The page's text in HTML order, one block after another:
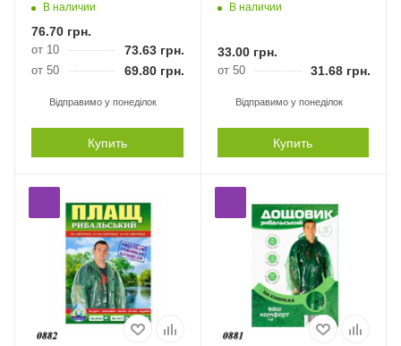
В наличии
76.70 грн.
от 10 73.63 грн.
от 50 69.80 грн.
Відправимо у понеділок
Купить
В наличии
33.00грн.
от 50 31.68грн.
Відправимо у понеділок
Купить